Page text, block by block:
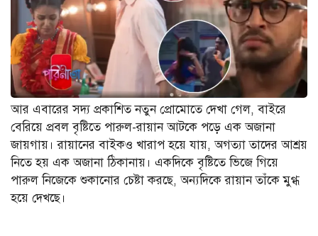
আর এবারের সদ্য প্রকাশিত নতুন প্রোমোতে দেখা গেল, বাইরে
বেরিয়ে প্রবল বৃষ্টিতে পারুল-রায়ান আটকে পড়ে এক অজানা
জায়গায়। রায়ানের বাইকও খারাপ হয়ে যায়, অগত্যা তাদের আশ্রয়
নিতে হয় এক অজানা ঠিকানায়। একদিকে বৃষ্টিতে ভিজে গিয়ে
পারুল নিজেকে শুকানোর চেষ্টা করছে, অন্যদিকে রায়ান তাঁকে মুগ্ধ
হয়ে দেখছে।